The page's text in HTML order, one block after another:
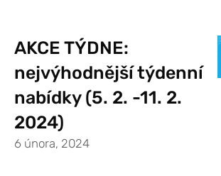
AKCE TÝDNE:
nejvýhodnější týdenní
nabídky (5. 2. -11. 2.
2024)
6 února, 2024